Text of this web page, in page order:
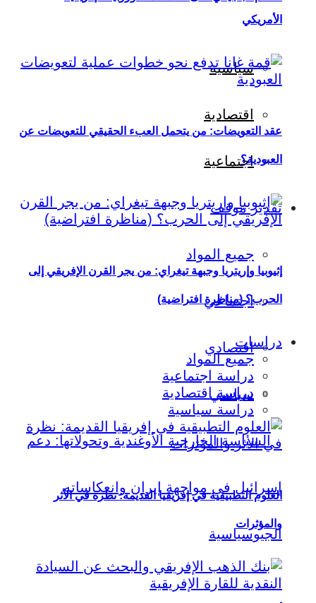
سياسية
اقتصادية
اجتماعية
تقدير موقف
جميع المواد
اجتماعي
اقتصادي
سياسي
الأمريكي
عقد التعويضات: من يتحمل العبء الحقيقي للتعويضات عن
العبودية؟
إثيوبيا وإريتريا وجبهة تيغراي: من يجر القرن الإفريقي إلى
الحرب؟ (مناظرة افتراضية)
دراسات
جميع المواد
دراسة اجتماعية
دراسة اقتصادية
دراسة سياسية
العلوم التطبيقية في إفريقيا القديمة: نظرة في الأثر
والمؤثرات